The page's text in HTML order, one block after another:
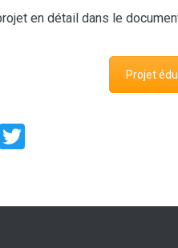
en détail dans le
Projet
Vi
er